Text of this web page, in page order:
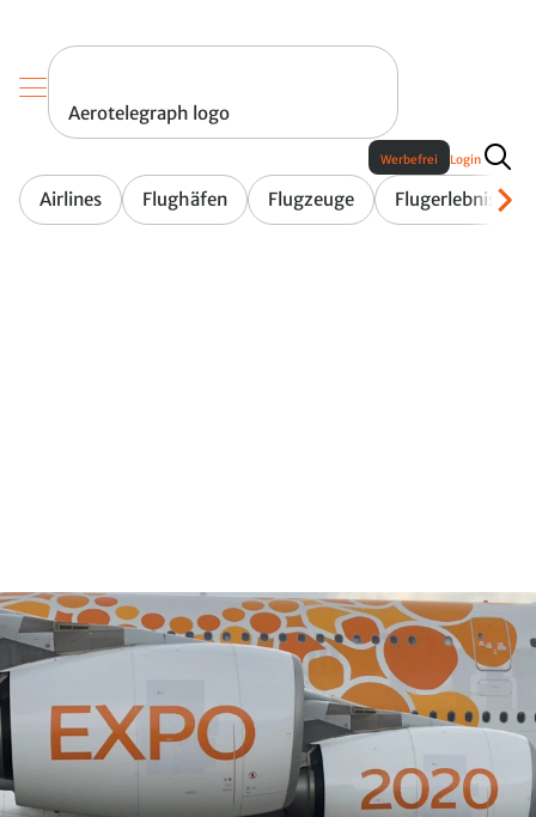
Aerotelegraph logo
Airlines Flughäfen Flugzeuge Flugerlebnis
Werbefrei Login